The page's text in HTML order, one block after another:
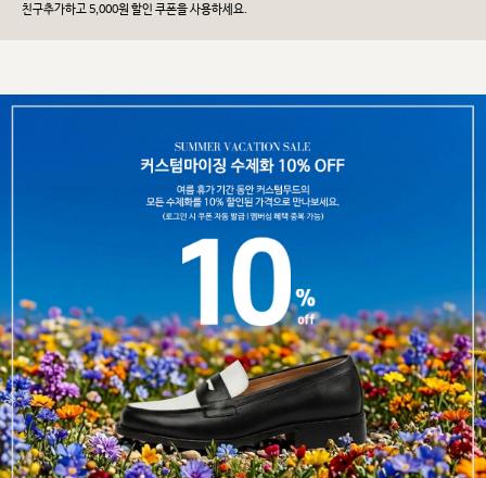
친구추가하고 5,000원 할인 쿠폰을 사용하세요.